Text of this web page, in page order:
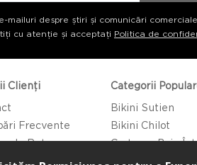
mailuri despre știri și comunicări
cu atenție și acceptați Politica de
Clienți
Frecvente
de Returnare
Categorii
Bikini Sutien
Bikini Chilot
Costume Baie
Caftan/Pareo